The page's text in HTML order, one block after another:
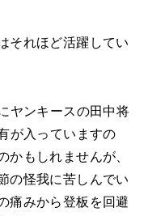
それほど活躍してい
ヤンキースの田中将
が入っていますの
かもしれませんが、
の怪我に苦しんでい
痛みから登板を回避